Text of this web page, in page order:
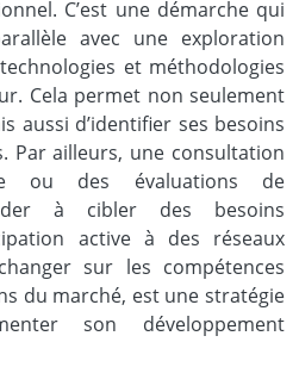
C’est une démarche qui
avec une exploration
et méthodologies
Cela permet non seulement
aussi d’identifier ses besoins
Par ailleurs, une consultation
ou des évaluations de
à cibler des besoins
active à des réseaux
sur les compétences
du marché, est une stratégie
son développement